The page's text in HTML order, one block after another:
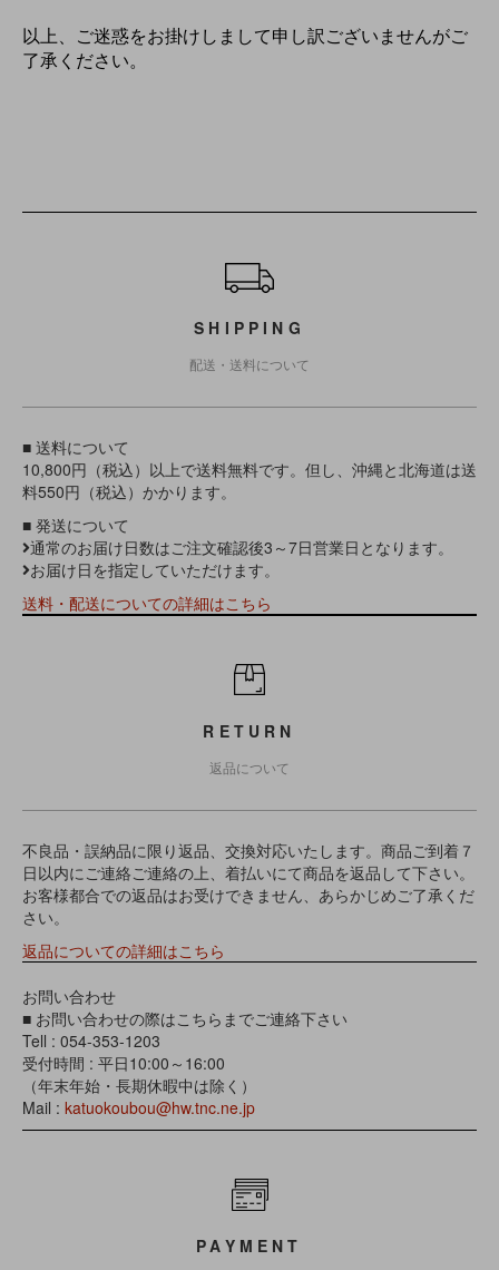
以上、ご迷惑をお掛けしまして申し訳ございませんがご
了承ください。
ショッピングガイド
SHIPPING
配送・送料について
■ 送料について
10,800円（税込）以上で送料無料です。但し、沖縄と北海道は送
料550円（税込）かかります。
■ 発送について
通常のお届け日数はご注文確認後3～7日営業日となります。
お届け日を指定していただけます。
送料・配送についての詳細はこちら
RETURN
返品について
不良品・誤納品に限り返品、交換対応いたします。商品ご到着７
日以内にご連絡ご連絡の上、着払いにて商品を返品して下さい。
お客様都合での返品はお受けできません、あらかじめご了承くだ
さい。
返品についての詳細はこちら
お問い合わせ
■ お問い合わせの際はこちらまでご連絡下さい
Tell : 054-353-1203
受付時間 : 平日10:00～16:00
（年末年始・長期休暇中は除く）
Mail : katuokoubou@hw.tnc.ne.jp
PAYMENT